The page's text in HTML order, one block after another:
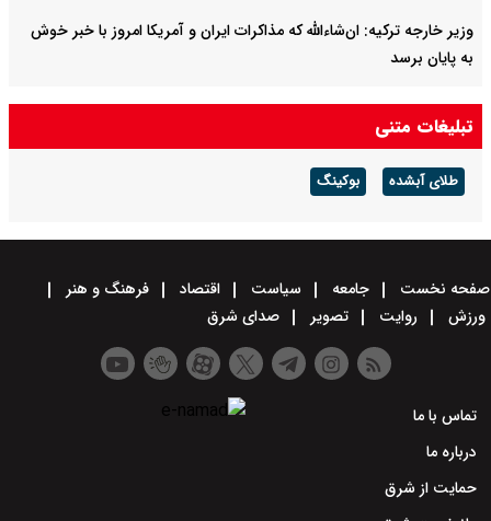
وزیر خارجه ترکیه: ان‌شاءالله که مذاکرات ایران و آمریکا امروز با خبر خوش
به پایان برسد
تبادل اطلاعاتی آمریکا با اوکراین در بحبوجه حملات سنگین روسیه مجددا
افزایش یافت
تبلیغات متنی
طلای آبشده بوکینگ
صفحه نخست جامعه سیاست اقتصاد
فرهنگ و هنر
ورزش
روایت تصویر صدای شرق
تماس با ما
درباره ما
حمایت از شرق